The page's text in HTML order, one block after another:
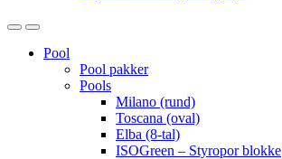
OpenClose
Pool
Pool pakker
Pools
Milano (rund)
Toscana (oval)
Elba (8-tal)
ISOGreen – Styropor blokke